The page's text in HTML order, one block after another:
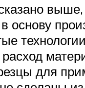
основу
для